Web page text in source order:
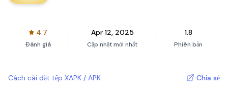
4.7
Đánh giá
Apr 12, 2025
Cập nhật mới nhất
1.8
Phiên bản
Cách cài đặt tệp XAPK / APK Chia sẻ